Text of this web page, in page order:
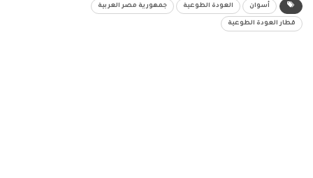
أسوان العودة الطوعية جمهورية مصر العربية
قطار العودة الطوعية